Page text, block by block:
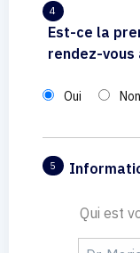
4
Est-ce la
rendez-vous
Oui Non
5
Qui est